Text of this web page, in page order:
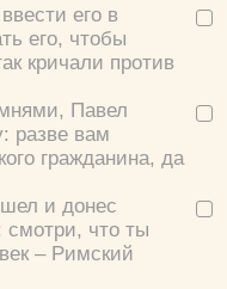
его в
его, чтобы
кричали против
Павел
разве вам
гражданина, да
и донес
смотри, что ты
– Римский